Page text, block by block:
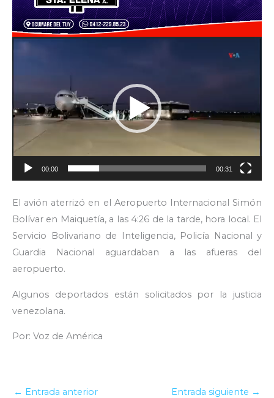
Reproductor
00:00 00:31
El avión aterrizó en el Aeropuerto Internacional Simón
Bolívar en Maiquetía, a las 4:26 de la tarde, hora local. El
Servicio Bolivariano de Inteligencia, Policía Nacional y
Guardia Nacional aguardaban a las afueras del
aeropuerto.
Algunos deportados están solicitados por la justicia
venezolana.
Por: Voz de América
← Entrada anterior Entrada siguiente →